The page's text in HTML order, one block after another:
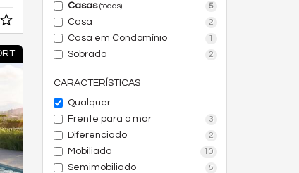
Casas(todas) 5
Casa 2
Casa em Condomínio 1
Sobrado 2
CARACTERÍSTICAS
Qualquer
Frente para o mar
3
Diferenciado 2
Mobiliado 10
Semimobiliado 5